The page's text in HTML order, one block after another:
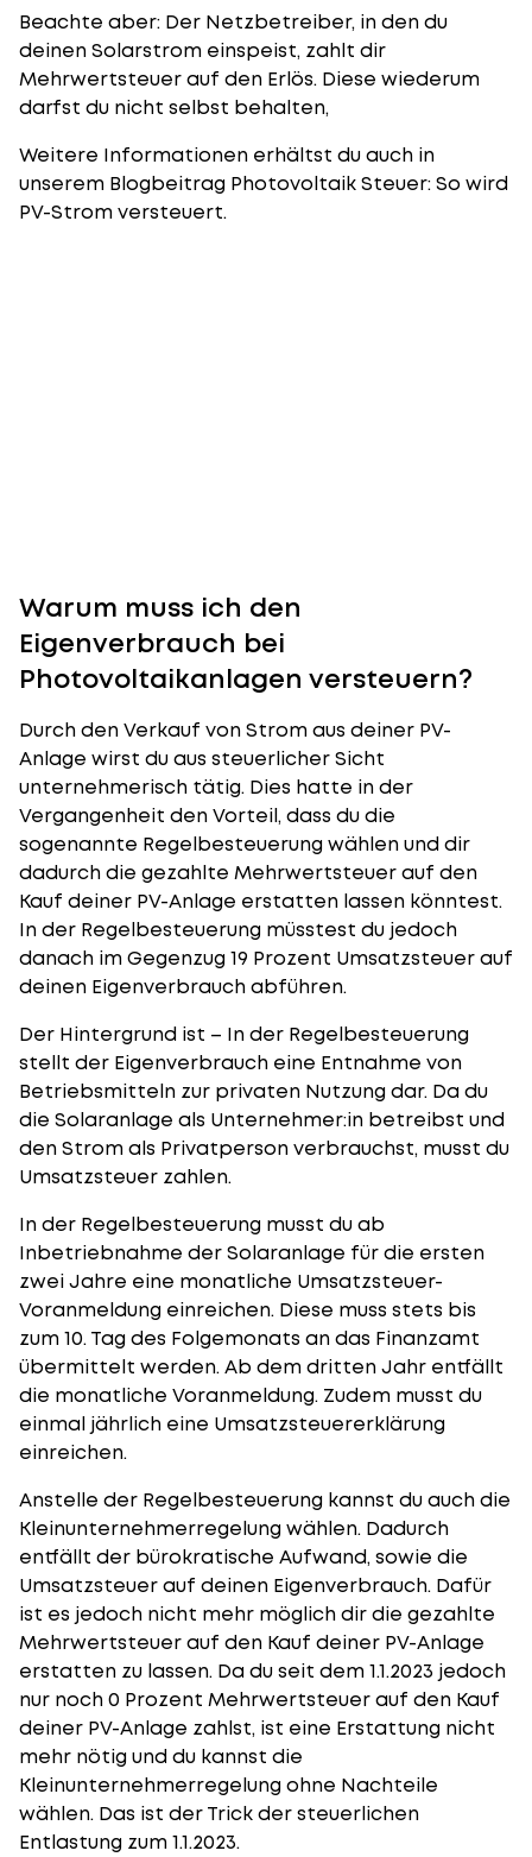
Beachte aber: Der Netzbetreiber, in den du
deinen Solarstrom einspeist, zahlt dir
Mehrwertsteuer auf den Erlös. Diese wiederum
darfst du nicht selbst behalten,
Weitere Informationen erhältst du auch in
unserem Blogbeitrag Photovoltaik Steuer: So wird
PV-Strom versteuert.
Warum muss ich den
Eigenverbrauch bei
Photovoltaikanlagen versteuern?
Durch den Verkauf von Strom aus deiner PV-
Anlage wirst du aus steuerlicher Sicht
unternehmerisch tätig. Dies hatte in der
Vergangenheit den Vorteil, dass du die
sogenannte Regelbesteuerung wählen und dir
dadurch die gezahlte Mehrwertsteuer auf den
Kauf deiner PV-Anlage erstatten lassen könntest.
In der Regelbesteuerung müsstest du jedoch
danach im Gegenzug 19 Prozent Umsatzsteuer auf
deinen Eigenverbrauch abführen.
Der Hintergrund ist – In der Regelbesteuerung
stellt der Eigenverbrauch eine Entnahme von
Betriebsmitteln zur privaten Nutzung dar. Da du
die Solaranlage als Unternehmer:in betreibst und
den Strom als Privatperson verbrauchst, musst du
Umsatzsteuer zahlen.
In der Regelbesteuerung musst du ab
Inbetriebnahme der Solaranlage für die ersten
zwei Jahre eine monatliche Umsatzsteuer-
Voranmeldung einreichen. Diese muss stets bis
zum 10. Tag des Folgemonats an das Finanzamt
übermittelt werden. Ab dem dritten Jahr entfällt
die monatliche Voranmeldung. Zudem musst du
einmal jährlich eine Umsatzsteuererklärung
einreichen.
Anstelle der Regelbesteuerung kannst du auch die
Kleinunternehmerregelung wählen. Dadurch
entfällt der bürokratische Aufwand, sowie die
Umsatzsteuer auf deinen Eigenverbrauch. Dafür
ist es jedoch nicht mehr möglich dir die gezahlte
Mehrwertsteuer auf den Kauf deiner PV-Anlage
erstatten zu lassen. Da du seit dem 1.1.2023 jedoch
nur noch 0 Prozent Mehrwertsteuer auf den Kauf
deiner PV-Anlage zahlst, ist eine Erstattung nicht
mehr nötig und du kannst die
Kleinunternehmerregelung ohne Nachteile
wählen. Das ist der Trick der steuerlichen
Entlastung zum 1.1.2023.